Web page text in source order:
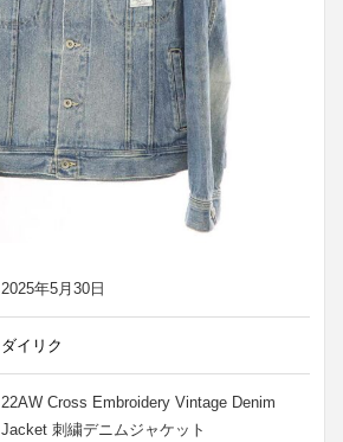
2025年5月30日
ダイリク
22AW Cross Embroidery Vintage Denim
Jacket 刺繍デニムジャケット